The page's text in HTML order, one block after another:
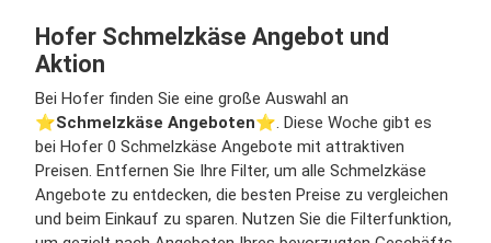
Hofer Schmelzkäse Angebot und
Aktion
Bei Hofer finden Sie eine große Auswahl an
⭐️Schmelzkäse Angeboten⭐️. Diese Woche gibt es
bei Hofer 0 Schmelzkäse Angebote mit attraktiven
Preisen. Entfernen Sie Ihre Filter, um alle Schmelzkäse
Angebote zu entdecken, die besten Preise zu vergleichen
und beim Einkauf zu sparen. Nutzen Sie die Filterfunktion,